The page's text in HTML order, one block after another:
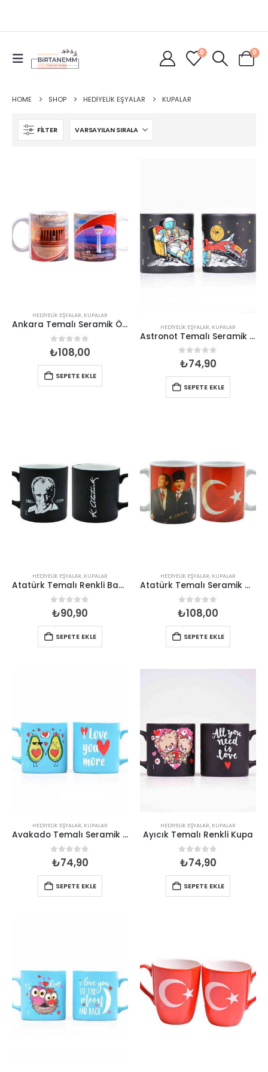
0 0
HOME SHOP HEDIYELIK EŞYALAR KUPALAR
FILTER
HEDIYELIK EŞYALAR, KUPALAR
Ankara Temalı Seramik Özel Baskılı Kupa 80*95mm
0 out of 5
₺108,00
SEPETE EKLE
HEDIYELIK EŞYALAR, KUPALAR
Astronot Temalı Seramik Renkli Kupa
0 out of 5
₺74,90
SEPETE EKLE
HEDIYELIK EŞYALAR, KUPALAR
Atatürk Temalı Renkli Baskılı Seramik Kupa 82*90 mm
0 out of 5
₺90,90
SEPETE EKLE
HEDIYELIK EŞYALAR, KUPALAR
Atatürk Temalı Seramik Özel Baskılı Kupa
0 out of 5
₺108,00
SEPETE EKLE
HEDIYELIK EŞYALAR, KUPALAR
Avakado Temalı Seramik Baskılı Kupa
0 out of 5
₺74,90
SEPETE EKLE
HEDIYELIK EŞYALAR, KUPALAR
Ayıcık Temalı Renkli Kupa
0 out of 5
₺74,90
SEPETE EKLE